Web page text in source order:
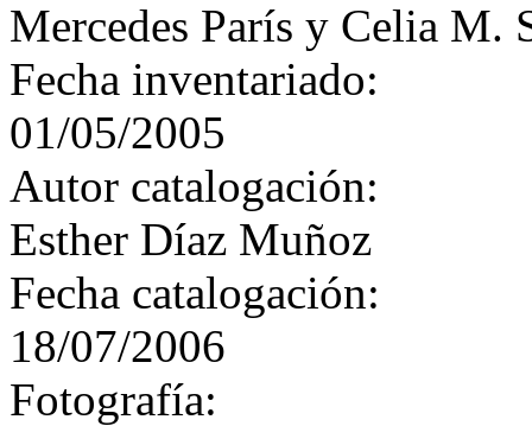
Mercedes París y Celia M.
Fecha inventariado:
01/05/2005
Autor catalogación:
Esther Díaz Muñoz
Fecha catalogación:
18/07/2006
Fotografía: